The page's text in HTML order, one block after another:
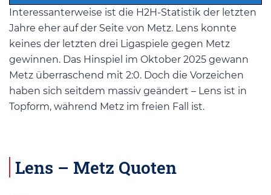
Interessanterweise ist die H2H-Statistik der letzten
Jahre eher auf der Seite von Metz. Lens konnte
keines der letzten drei Ligaspiele gegen Metz
gewinnen. Das Hinspiel im Oktober 2025 gewann
Metz überraschend mit 2:0. Doch die Vorzeichen
haben sich seitdem massiv geändert – Lens ist in
Topform, während Metz im freien Fall ist.
Lens – Metz Quoten